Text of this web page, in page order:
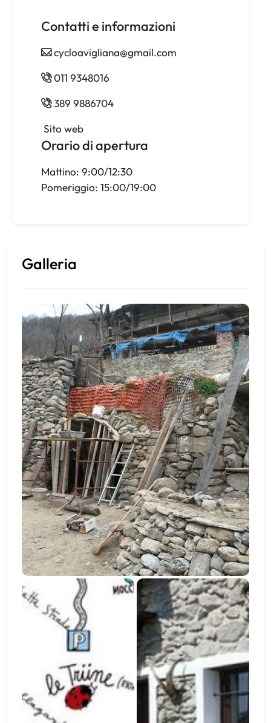
Contatti e informazioni
cycloavigliana@gmail.com
011 9348016
389 9886704
Sito web
Orario di apertura
Mattino: 9:00/12:30
Pomeriggio: 15:00/19:00
Galleria